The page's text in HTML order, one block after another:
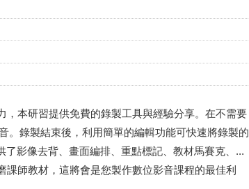
本研習提供免費的錄製工具與經驗分享。在不需要
。錄製結束後，利用簡單的編輯功能可快速將錄製的
影像去背、畫面編排、重點標記、教材馬賽克、...
師教材，這將會是您製作數位影音課程的最佳利